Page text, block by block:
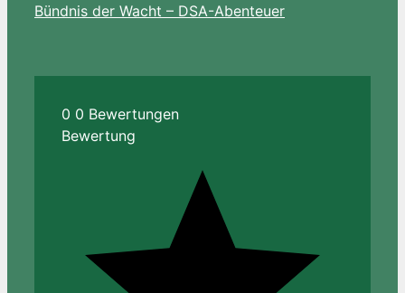
Bündnis der Wacht – DSA-Abenteuer
0 0 Bewertungen
Bewertung